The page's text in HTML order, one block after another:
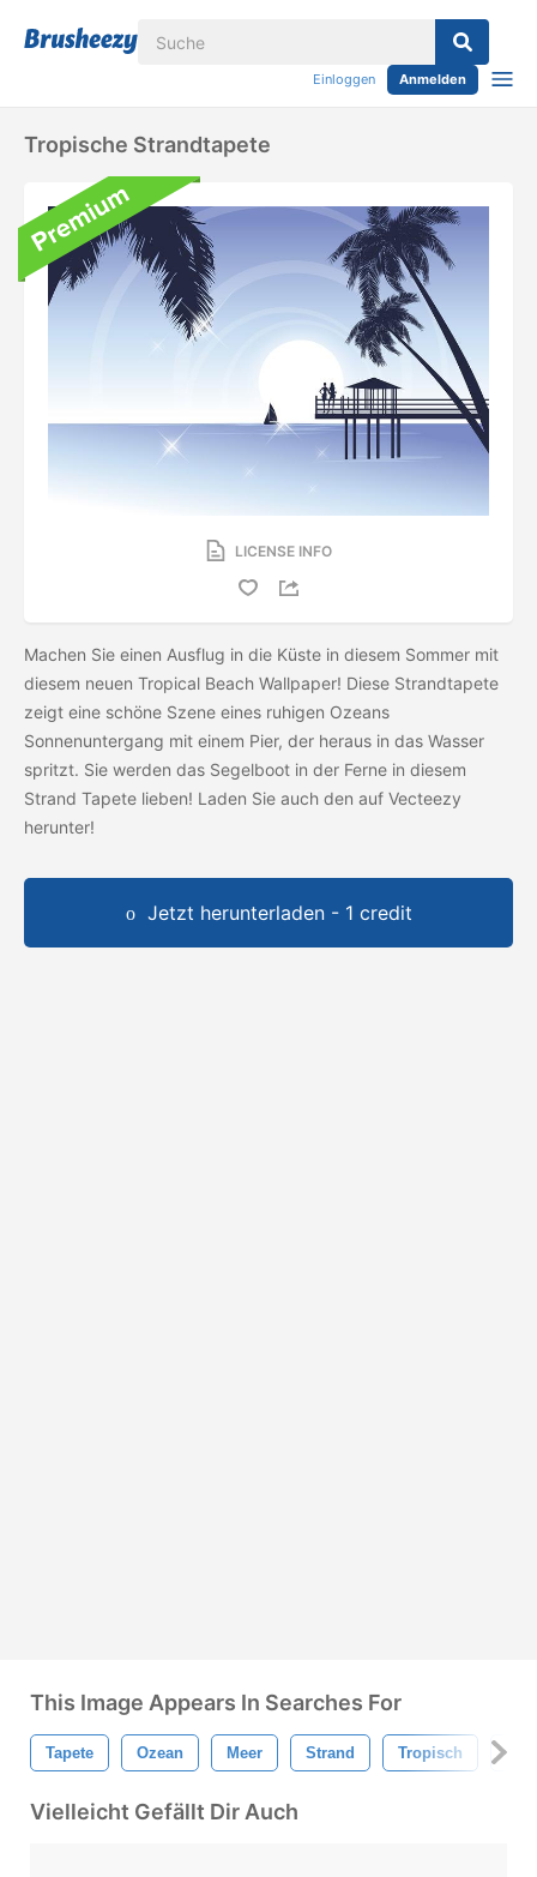
Einloggen Anmelden
Tropische Strandtapete
LICENSE INFO
Machen Sie einen Ausflug in die Küste in diesem Sommer mit
diesem neuen Tropical Beach Wallpaper! Diese Strandtapete
zeigt eine schöne Szene eines ruhigen Ozeans
Sonnenuntergang mit einem Pier, der heraus in das Wasser
spritzt. Sie werden das Segelboot in der Ferne in diesem
Strand Tapete lieben! Laden Sie auch den auf Vecteezy
herunter!
Jetzt herunterladen - 1 credit
This Image Appears In Searches For
Tapete Ozean Meer Strand Tropisch
Vielleicht Gefällt Dir Auch